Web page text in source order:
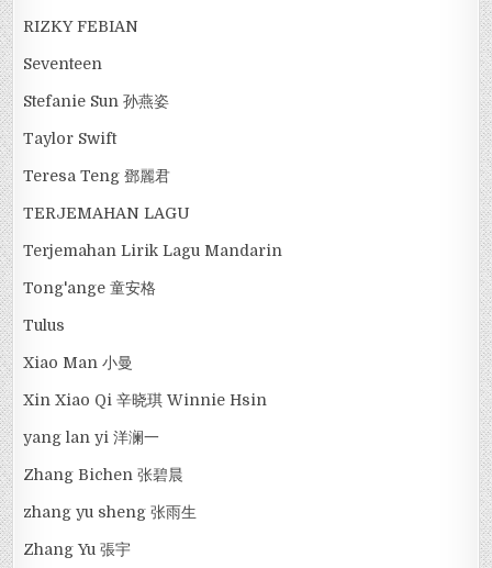
RIZKY FEBIAN
Seventeen
Stefanie Sun 孙燕姿
Taylor Swift
Teresa Teng 鄧麗君
TERJEMAHAN LAGU
Terjemahan Lirik Lagu Mandarin
Tong'ange 童安格
Tulus
Xiao Man 小曼
Xin Xiao Qi 辛晓琪 Winnie Hsin
yang lan yi 洋澜一
Zhang Bichen 张碧晨
zhang yu sheng 张雨生
Zhang Yu 張宇